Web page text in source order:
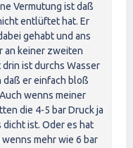
Vermutung ist daß
entlüftet hat. Er
gehabt und ans
an keiner zweiten
ist durchs Wasser
daß er einfach bloß
wenns meiner
die 4-5 bar Druck ja
ist. Oder es hat
mehr wie 6 bar